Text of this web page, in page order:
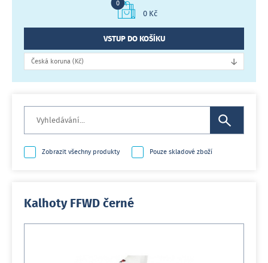
0
0 Kč
VSTUP DO KOŠÍKU
Česká koruna (Kč) ↓
Zobrazit všechny produkty Pouze skladové zboží
Kalhoty FFWD černé